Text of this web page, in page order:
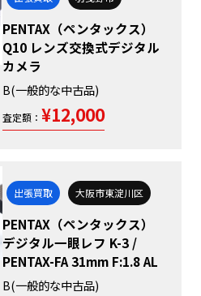
PENTAX（ペンタックス）
Q10 レンズ交換式デジタル
カメラ
B(一般的な中古品)
査定額： ¥12,000
出張買取 大阪市東淀川区
PENTAX（ペンタックス）
デジタル一眼レフ K-3 /
PENTAX-FA 31mm F:1.8 AL
B(一般的な中古品)